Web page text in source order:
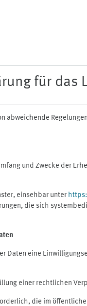
für das
und Zwecke der
einsehbar unter
die sich
Daten eine
einer rechtlichen
die im